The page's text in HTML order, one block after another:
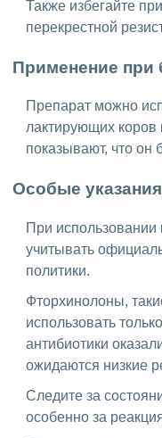
Также избегайте
перекрестной
Применение при
Препарат можно
лактирующих коров
показывают, что он
Особые указания
При
учитывать
политики.
Фторхинолоны,
использовать
антибиотики
ожидаются низкие
Следите за
особенно за